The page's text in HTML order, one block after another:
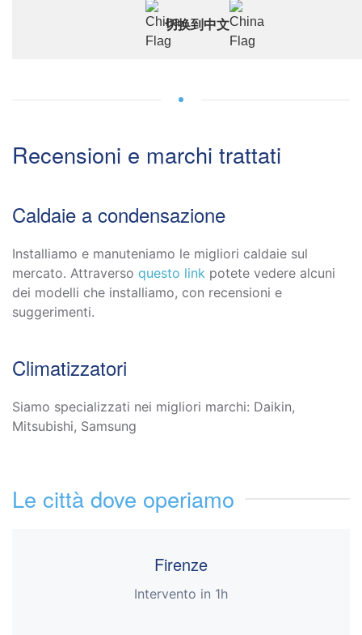
切换到中文
Recensioni e marchi trattati
Caldaie a condensazione
Installiamo e manuteniamo le migliori caldaie sul
mercato. Attraverso questo link potete vedere alcuni
dei modelli che installiamo, con recensioni e
suggerimenti.
Climatizzatori
Siamo specializzati nei migliori marchi: Daikin,
Mitsubishi, Samsung
Le città dove operiamo
Firenze
Intervento in 1h